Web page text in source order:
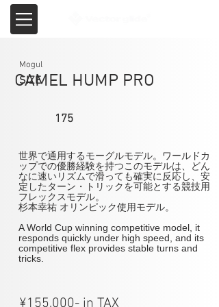
CAMEL HUMP PRO
SIZE
Mogul
175
世界で通用するモーグルモデル。ワールドカ
ップでの優勝経験を持つこのモデルは、どん
なに速いリズムで滑っても確実に反応し、安
定したターン・トリックを可能とする競技用
フレックスモデル。
杉本幸祐 オリンピック使用モデル。
A World Cup winning competitive model, it
responds quickly under high speed, and its
competitive flex provides stable turns and
tricks.
¥155,000- in TAX